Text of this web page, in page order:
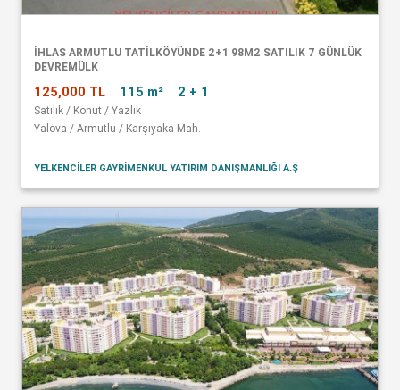
İHLAS ARMUTLU TATİLKÖYÜNDE 2+1 98M2 SATILIK 7 GÜNLÜK
DEVREMÜLK
125,000 TL 115 m² 2 + 1
Satılık / Konut / Yazlık
Yalova / Armutlu / Karşıyaka Mah.
YELKENCİLER GAYRİMENKUL YATIRIM DANIŞMANLIĞI A.Ş